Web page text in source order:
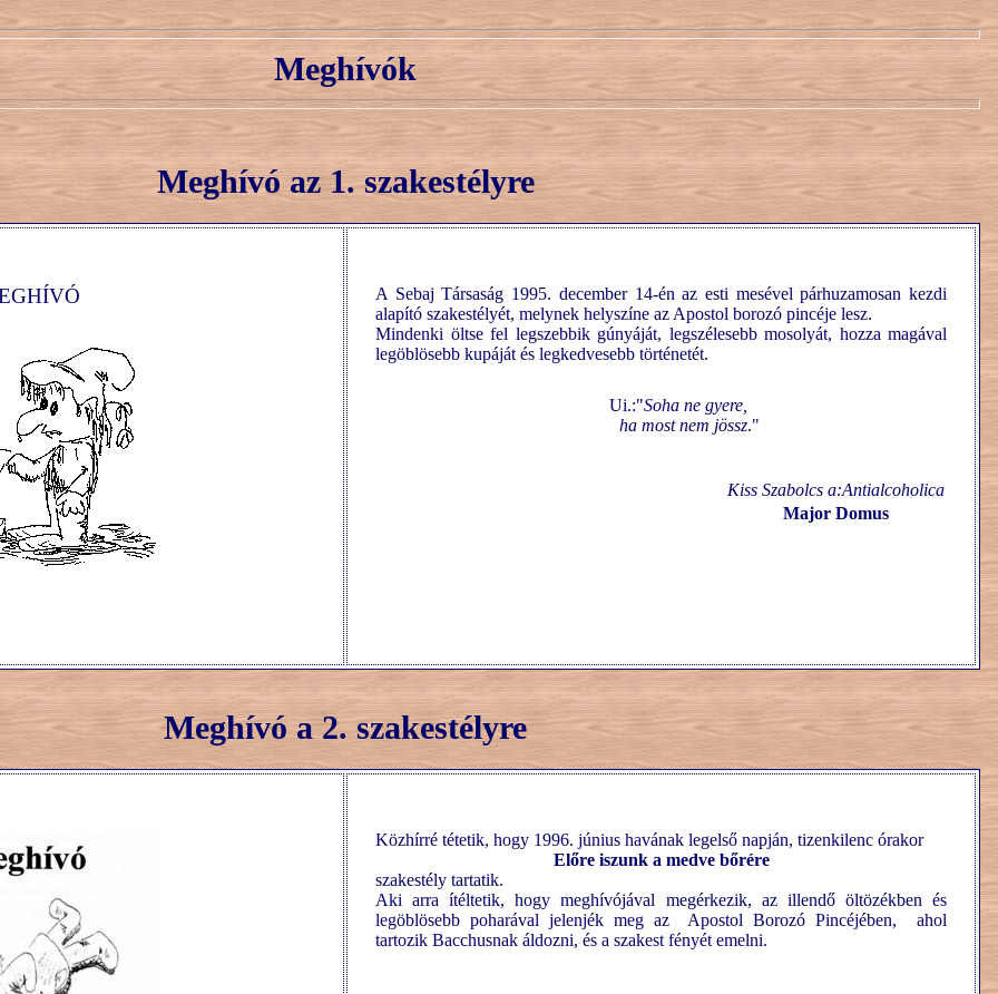
Meghívók
Meghívó az 1. szakestélyre
A Sebaj Társaság 1995. december 14-én az esti mesével párhuzamosan kezdi
alapító szakestélyét, melynek helyszíne az Apostol borozó pincéje lesz.
Mindenki öltse fel legszebbik gúnyáját, legszélesebb mosolyát, hozza magával
legöblösebb kupáját és legkedvesebb történetét.
Ui.:"Soha ne gyere,
ha most nem jössz."
Kiss Szabolcs a:Antialcoholica
Major Domus
Meghívó a 2. szakestélyre
Közhírré tétetik, hogy 1996. június havának legelső napján, tizenkilenc órakor
Előre iszunk a medve bőrére
szakestély tartatik.
Aki arra ítéltetik, hogy meghívójával megérkezik, az illendő öltözékben és
legöblösebb poharával jelenjék meg az Apostol Borozó Pincéjében, ahol
tartozik Bacchusnak áldozni, és a szakest fényét emelni.